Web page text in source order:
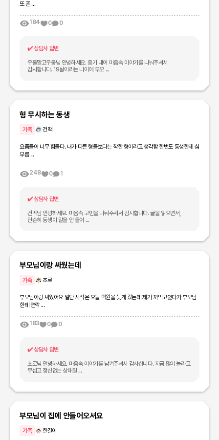
또 폰 ...
184 0 0
✔️상담사 답변
우울말고우웅님 안녕하세요. 용기 내어 마음속 이야기를 나눠주셔서
감사합니다. 19살이라는 나이에 부모 ...
형 무시하는 동생
가족 건땍
요즘들어 너무 힘들다. 내가 다른 형들보다는 착한 형이라고 생각함 한번도 동생한테 심
부름 ...
248 0 1
✔️상담사 답변
건땍님 안녕하세요. 마음속 고민을 나눠주셔서 감사합니다. 글을 읽으면서,
단순히 동생이 말을 안 들어 ...
부모님이랑 싸웠는데
가족 초로
부모님이랑 싸웠어요 일단 시작은 오늘 학원을 늦게 갔는데 제가 까먹고있다가 부모님
한테 연락 ...
183 0 0
✔️상담사 답변
초로님 안녕하세요. 마음속 이야기를 남겨주셔서 감사합니다. 지금 많이 놀라고
무섭고 정신없는 상태일 ...
부모님이 집에 안들어오셔요
가족 한결이